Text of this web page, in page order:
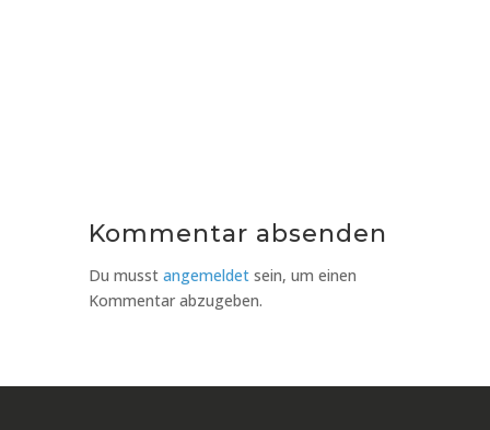
Kommentar absenden
Du musst angemeldetsein, um einen
Kommentar abzugeben.